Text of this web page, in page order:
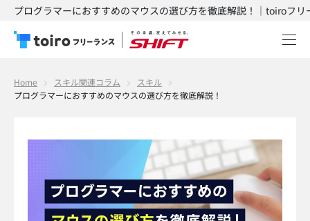
プログラマーにおすすめのマウスの選び方を徹底解説！｜toiroフリ
Home スキル関連コラム
スキル
プログラマーにおすすめのマウスの選び方を徹底解説！